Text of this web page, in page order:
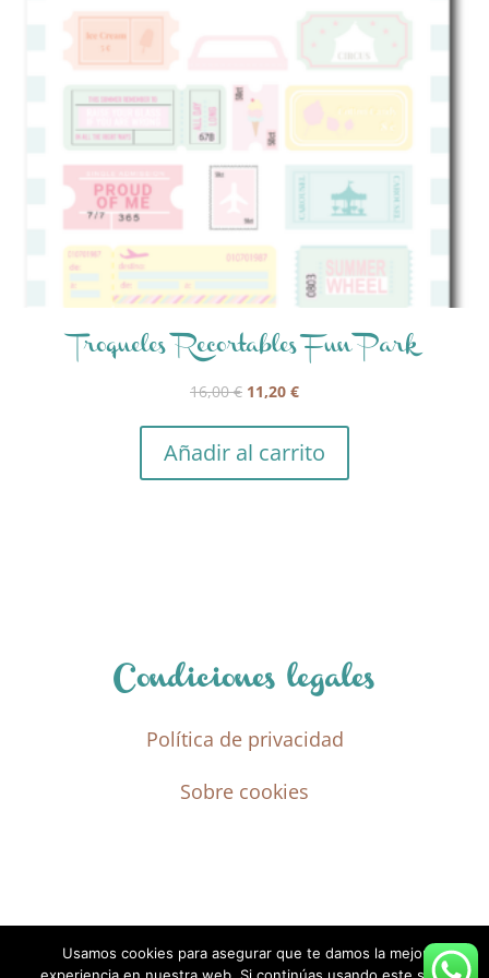
Troqueles Recortables Fun Park
16,00€ El
original
era:
11,20 €El
actual
es:
Añadir al carrito
Condiciones legales
Política de privacidad
Sobre cookies
Usamos cookies para asegurar que te damos la mejor